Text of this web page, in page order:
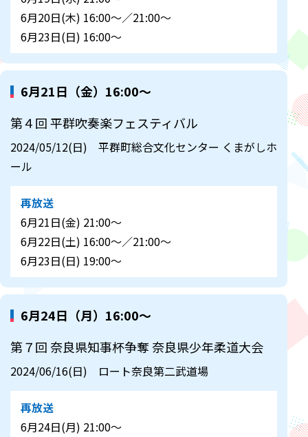
6月20日(木) 16:00～／21:00～
6月23日(日) 16:00～
6月21日（金）16:00～
第４回 平群吹奏楽フェスティバル
2024/05/12(日) 平群町総合文化センター くまがしホ
ール
再放送
6月21日(金) 21:00～
6月22日(土) 16:00～／21:00～
6月23日(日) 19:00～
6月24日（月）16:00～
第７回 奈良県知事杯争奪 奈良県少年柔道大会
2024/06/16(日) ロート奈良第二武道場
再放送
6月24日(月) 21:00～